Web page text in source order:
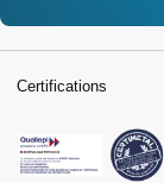
Certifications